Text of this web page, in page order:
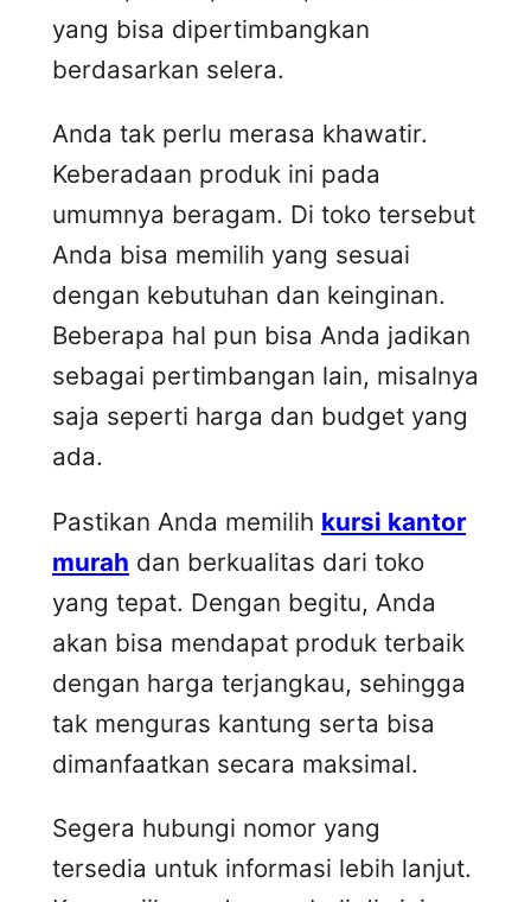
yang bisa dipertimbangkan
berdasarkan selera.
Anda tak perlu merasa khawatir.
Keberadaan produk ini pada
umumnya beragam. Di toko tersebut
Anda bisa memilih yang sesuai
dengan kebutuhan dan keinginan.
Beberapa hal pun bisa Anda jadikan
sebagai pertimbangan lain, misalnya
saja seperti harga dan budget yang
ada.
Pastikan Anda memilih kursi kantor
murah dan berkualitas dari toko
yang tepat. Dengan begitu, Anda
akan bisa mendapat produk terbaik
dengan harga terjangkau, sehingga
tak menguras kantung serta bisa
dimanfaatkan secara maksimal.
Segera hubungi nomor yang
tersedia untuk informasi lebih lanjut.